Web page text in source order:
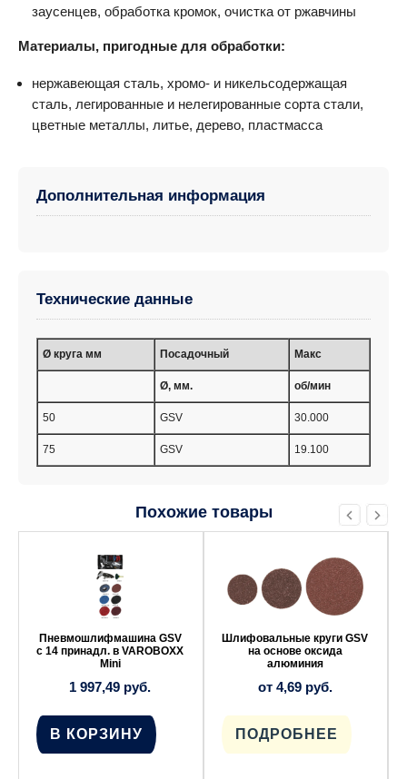
заусенцев, обработка кромок, очистка от ржавчины
Материалы, пригодные для обработки:
нержавеющая сталь, хромо- и никельсодержащая
сталь, легированные и нелегированные сорта стали,
цветные металлы, литье, дерево, пластмасса
Дополнительная информация
Технические данные
Ø круга мм Посадочный Макс
Ø, мм. об/мин
50 GSV 30.000
75 GSV 19.100
Похожие товары
Пневмошлифмашина GSV
с 14 принадл. в VAROBOXX
Mini
1 997,49 руб.
В КОРЗИНУ
Шлифовальные круги GSV
на основе оксида
алюминия
от 4,69 руб.
ПОДРОБНЕЕ
имеет
несколько
вариаций.
выбрать
странице